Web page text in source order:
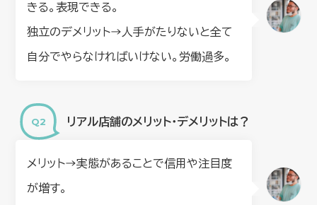
きる。表現できる。
独立のデメリット→人手がたりないと全て
自分でやらなければいけない。労働過多。
リアル店舗のメリット・デメリットは？
メリット→実態があることで信用や注目度
が増す。